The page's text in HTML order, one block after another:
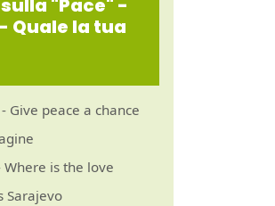
"Pace" -
- Quale la tua
Give peace a chance
Where is the love
Sarajevo